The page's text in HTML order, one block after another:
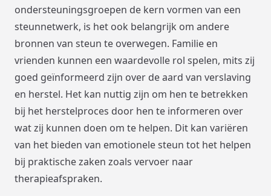
ondersteuningsgroepen de kern vormen van een
steunnetwerk, is het ook belangrijk om andere
bronnen van steun te overwegen. Familie en
vrienden kunnen een waardevolle rol spelen, mits zij
goed geïnformeerd zijn over de aard van verslaving
en herstel. Het kan nuttig zijn om hen te betrekken
bij het herstelproces door hen te informeren over
wat zij kunnen doen om te helpen. Dit kan variëren
van het bieden van emotionele steun tot het helpen
bij praktische zaken zoals vervoer naar
therapieafspraken.